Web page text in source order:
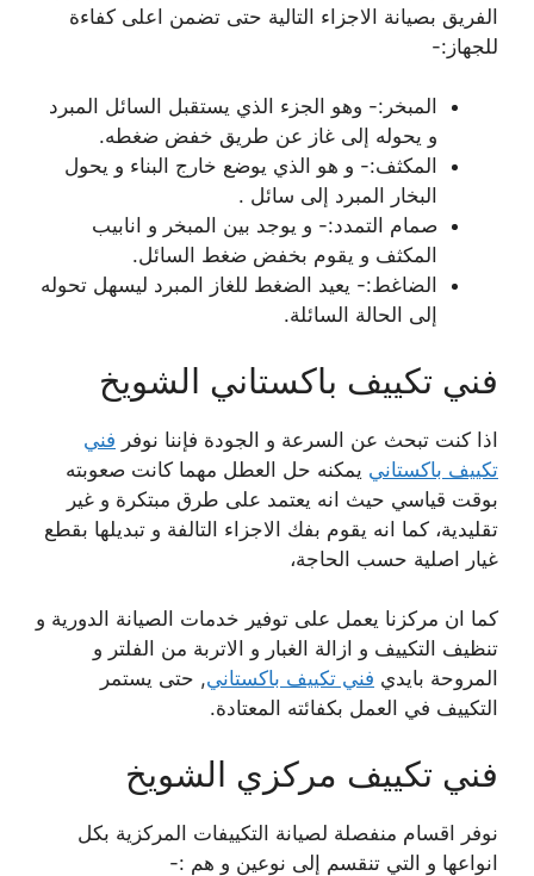
الفريق بصيانة الاجزاء التالية حتى تضمن اعلى كفاءة
للجهاز:-
المبخر:- وهو الجزء الذي يستقبل السائل المبرد
و يحوله إلى غاز عن طريق خفض ضغطه.
المكثف:- و هو الذي يوضع خارج البناء و يحول
البخار المبرد إلى سائل .
صمام التمدد:- و يوجد بين المبخر و انابيب
المكثف و يقوم بخفض ضغط السائل.
الضاغط:- يعيد الضغط للغاز المبرد ليسهل تحوله
إلى الحالة السائلة.
فني تكييف باكستاني الشويخ
اذا كنت تبحث عن السرعة و الجودة فإننا نوفر فني
تكييف باكستاني يمكنه حل العطل مهما كانت صعوبته
بوقت قياسي حيث انه يعتمد على طرق مبتكرة و غير
تقليدية، كما انه يقوم بفك الاجزاء التالفة و تبديلها بقطع
غيار اصلية حسب الحاجة،
كما ان مركزنا يعمل على توفير خدمات الصيانة الدورية و
تنظيف التكييف و ازالة الغبار و الاتربة من الفلتر و
المروحة بايدي فني تكييف باكستاني, حتى يستمر
التكييف في العمل بكفائته المعتادة.
فني تكييف مركزي الشويخ
نوفر اقسام منفصلة لصيانة التكييفات المركزية بكل
انواعها و التي تنقسم إلى نوعين و هم :-